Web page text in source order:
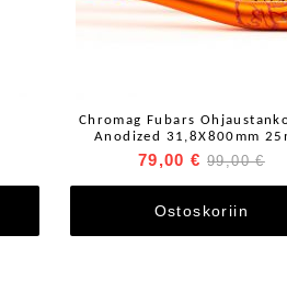
Chromag Fubars
Anodized 31,8X800mm
nousulla
79,00 € 99,00 €
Ostoskoriin